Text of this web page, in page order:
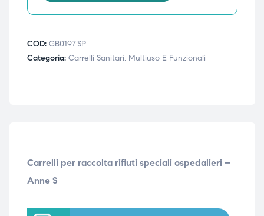
COD: GB0197.SP
Categoria: Carrelli Sanitari, Multiuso E Funzionali
Carrelli per raccolta rifiuti speciali ospedalieri –
Anne S